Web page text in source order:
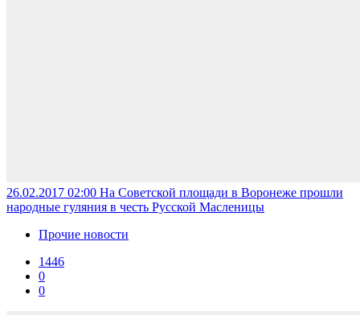
26.02.2017 02:00 На Советской площади в Воронеже прошли
народные гуляния в честь Русской Масленицы
Прочие новости
1446
0
0